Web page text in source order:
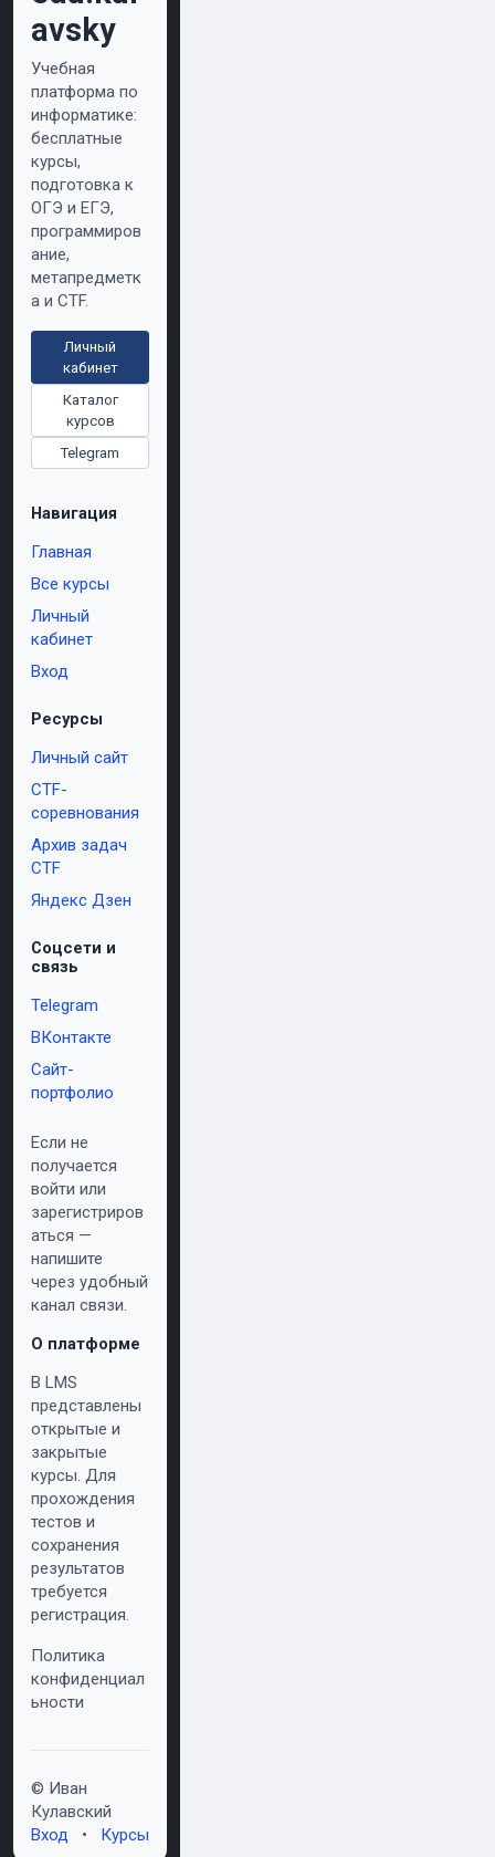
avsky
Учебная
платформа по
информатике:
бесплатные
курсы,
подготовка к
ОГЭ и ЕГЭ,
программиров
ание,
метапредметк
а и CTF.
Личный
кабинет
Каталог
курсов
Telegram
Навигация
Главная
Все курсы
Личный
кабинет
Вход
Ресурсы
Личный сайт
CTF-
соревнования
Архив задач
CTF
Яндекс Дзен
Соцсети и
связь
Telegram
ВКонтакте
Сайт-
портфолио
Если не
получается
войти или
зарегистриров
аться —
напишите
через удобный
канал связи.
О платформе
В LMS
представлены
открытые и
закрытые
курсы. Для
прохождения
тестов и
сохранения
результатов
требуется
регистрация.
Политика
конфиденциал
ьности
© Иван
Кулавский
Вход
• Курсы